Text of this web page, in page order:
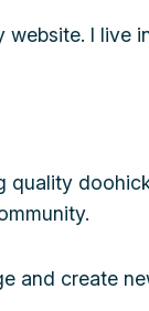
I
and create